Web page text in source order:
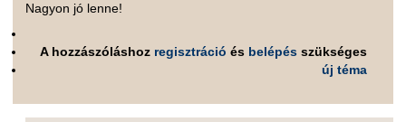
Nagyon jó lenne!
A hozzászóláshoz regisztráció és belépés szükséges
új téma